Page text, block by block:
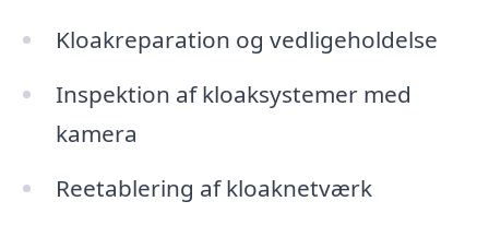
Kloakreparation og vedligeholdelse
Inspektion af kloaksystemer med
kamera
Reetablering af kloaknetværk